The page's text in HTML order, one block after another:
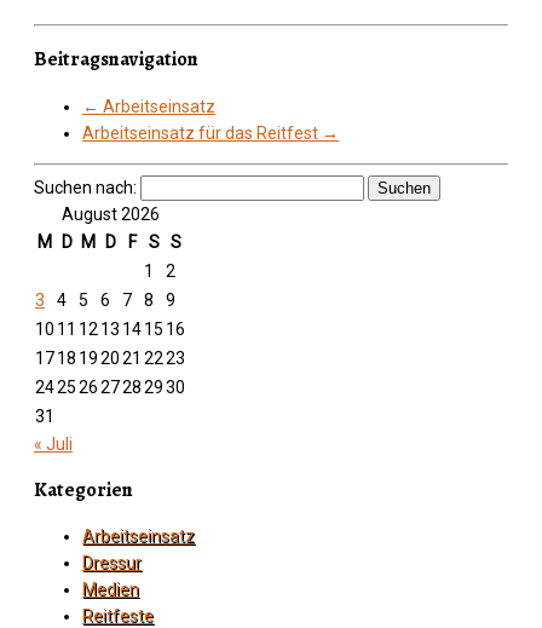
Beitragsnavigation
← Arbeitseinsatz
Arbeitseinsatz für das Reitfest →
Suchen nach:
August 2026
M
D M D F S S
1
2
3
4 5 6 7 8
9
10 11 12 13 1415 16
1718 192021 2223
24252627282930
31
« Juli
Kategorien
Arbeitseinsatz
Dressur
Medien
Reitfeste